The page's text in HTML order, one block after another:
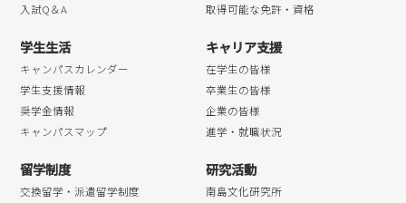
入試Q＆A
取得可能な免許・資格
学生生活
キャンパスカレンダー
学生支援情報
奨学金情報
キャンパスマップ
キャリア支援
在学生の皆様
卒業生の皆様
企業の皆様
進学・就職状況
留学制度
交換留学・派遣留学制度
研究活動
南島文化研究所